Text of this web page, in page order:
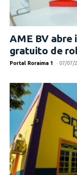
AME BV abre
gratuito de
Portal Roraima 1 - 07/07/